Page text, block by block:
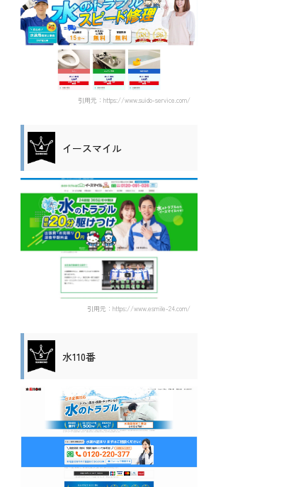
引用元：https://www.suido-service.com/
イースマイル
引用元：https://www.esmile-24.com/
水110番